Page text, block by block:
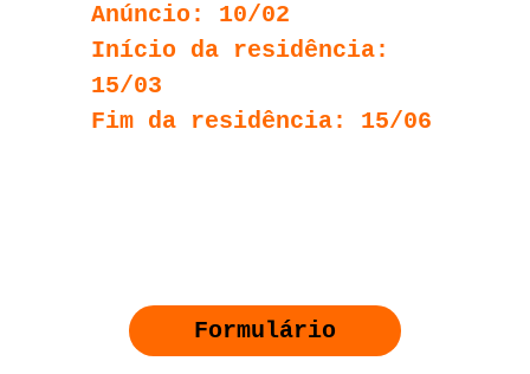
Anúncio: 10/02
Início da residência:
15/03
Fim da residência: 15/06
Formulário